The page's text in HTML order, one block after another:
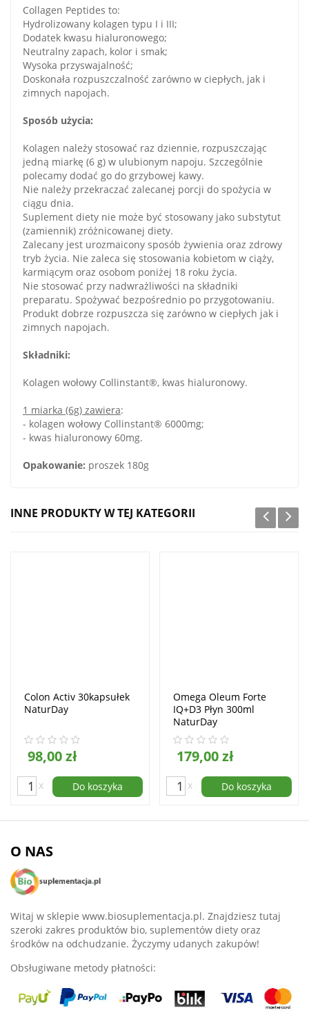
Collagen Peptides to:
Hydrolizowany kolagen typu I i III;
Dodatek kwasu hialuronowego;
Neutralny zapach, kolor i smak;
Wysoka przyswajalność;
Doskonała rozpuszczalność zarówno w ciepłych, jak i
zimnych napojach.
Sposób użycia:
Kolagen należy stosować raz dziennie, rozpuszczając
jedną miarkę (6 g) w ulubionym napoju. Szczególnie
polecamy dodać go do grzybowej kawy.
Nie należy przekraczać zalecanej porcji do spożycia w
ciągu dnia.
Suplement diety nie może być stosowany jako substytut
(zamiennik) zróżnicowanej diety.
Zalecany jest urozmaicony sposób żywienia oraz zdrowy
tryb życia. Nie zaleca się stosowania kobietom w ciąży,
karmiącym oraz osobom poniżej 18 roku życia.
Nie stosować przy nadwrażliwości na składniki
preparatu. Spożywać bezpośrednio po przygotowaniu.
Produkt dobrze rozpuszcza się zarówno w ciepłych jak i
zimnych napojach.
Składniki:
Kolagen wołowy Collinstant®, kwas hialuronowy.
1 miarka (6g) zawiera:
- kolagen wołowy Collinstant® 6000mg;
- kwas hialuronowy 60mg.
Opakowanie: proszek 180g
INNE PRODUKTY W TEJ KATEGORII
Colon Activ 30kapsułek
NaturDay
98,00 zł
x Do koszyka
Omega Oleum Forte
IQ+D3 Płyn 300ml
NaturDay
179,00 zł
x Do koszyka
O NAS
Witaj w sklepie www.biosuplementacja.pl. Znajdziesz tutaj
szeroki zakres produktów bio, suplementów diety oraz
środków na odchudzanie. Życzymy udanych zakupów!
Obsługiwane metody płatności: